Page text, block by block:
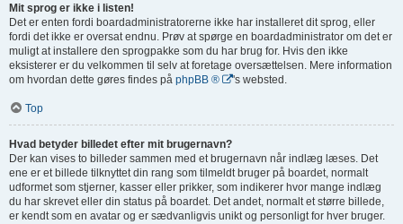
Mit sprog er ikke i listen!
Det er enten fordi boardadministratorerne ikke har installeret dit sprog, eller
fordi det ikke er oversat endnu. Prøv at spørge en boardadministrator om det er
muligt at installere den sprogpakke som du har brug for. Hvis den ikke
eksisterer er du velkommen til selv at foretage oversættelsen. Mere information
om hvordan dette gøres findes på phpBB ® 's websted.
Top
Hvad betyder billedet efter mit brugernavn?
Der kan vises to billeder sammen med et brugernavn når indlæg læses. Det
ene er et billede tilknyttet din rang som tilmeldt bruger på boardet, normalt
udformet som stjerner, kasser eller prikker, som indikerer hvor mange indlæg
du har skrevet eller din status på boardet. Det andet, normalt et større billede,
er kendt som en avatar og er sædvanligvis unikt og personligt for hver bruger.